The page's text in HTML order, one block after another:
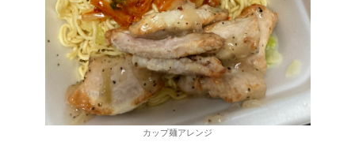
カップ麺アレンジ